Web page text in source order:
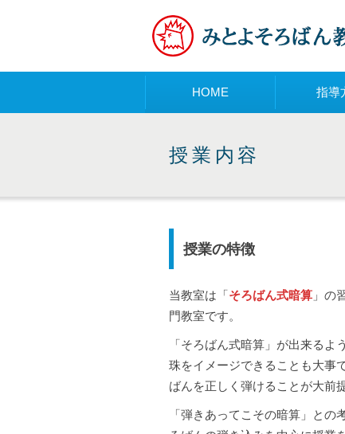
HOME 指導
授業内容
授業の特徴
当教室は「そろばん式暗算 」の
門教室です。
「そろばん式暗算」が出来るよ
珠をイメージできることも大事
ばんを正しく弾けることが大前
「弾きあってこその暗算」との